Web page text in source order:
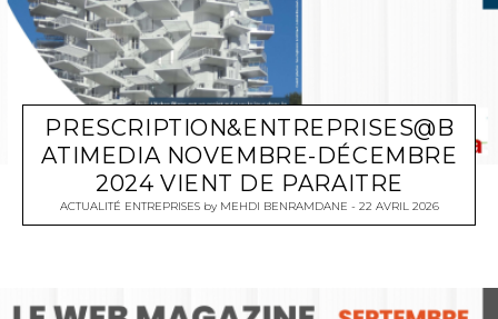
PRESCRIPTION&ENTREPRISES@B
ATIMEDIA NOVEMBRE-DÉCEMBRE
2024 VIENT DE PARAITRE
ACTUALITÉ ENTREPRISES by MEHDI BENRAMDANE 22 AVRIL 2026